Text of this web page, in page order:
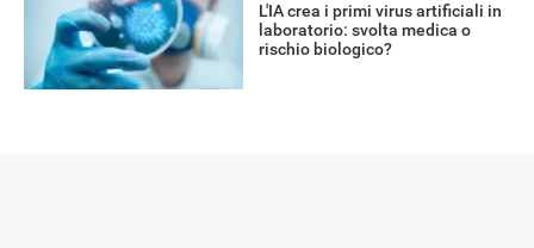
L'IA crea i primi virus artificiali in
laboratorio: svolta medica o
rischio biologico?